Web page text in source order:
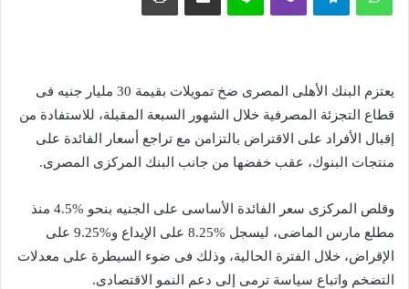
يعتزم البنك الأهلى المصرى ضخ تمويلات بقيمة 30 مليار جنيه فى
قطاع التجزئة المصرفية خلال الشهور السبعة المقبلة، للاستفادة من
إقبال الأفراد على الاقتراض بالتزامن مع تراجع أسعار الفائدة على
منتجات البنوك، عقب خفضها من جانب البنك المركزى المصرى.
وقلص المركزى سعر الفائدة الأساسى على الجنيه بنحو %4.5 منذ
مطلع مارس الماضى، ليسجل %8.25 على الإيداع و%9.25 على
الإقراض، خلال الفترة الحالية، وذلك فى ضوء السيطرة على معدلات
التضخم واتباع سياسة ترمى إلى دعم النمو الاقتصادى.